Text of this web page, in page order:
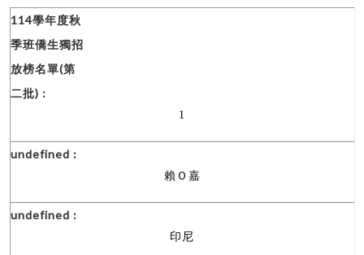
1
賴Ｏ嘉
印尼